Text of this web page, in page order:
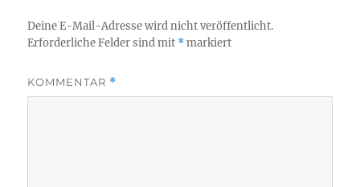
Deine E-Mail-Adresse wird nicht veröffentlicht.
Erforderliche Felder sind mit *markiert
KOMMENTAR *